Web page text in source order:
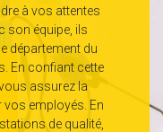
à vos attentes
son équipe, ils
département du
En confiant cette
assurez la
employés. En
de qualité,